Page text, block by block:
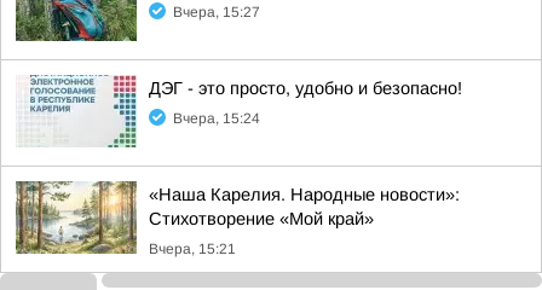
Вчера, 15:27
ДЭГ - это просто, удобно и безопасно!
Вчера, 15:24
«Наша Карелия. Народные новости»:
Стихотворение «Мой край»
Вчера, 15:21